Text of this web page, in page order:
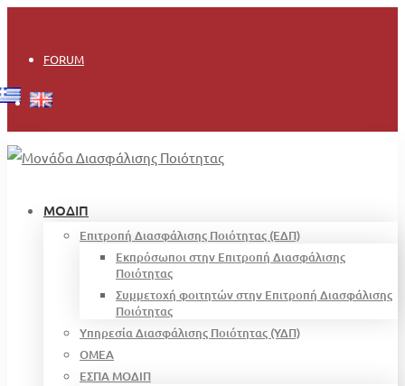
FORUM
ΜΟΔΙΠ
Επιτροπή Διασφάλισης Ποιότητας (ΕΔΠ)
Εκπρόσωποι στην Επιτροπή Διασφάλισης
Ποιότητας
Συμμετοχή φοιτητών στην Επιτροπή Διασφάλισης
Ποιότητας
Υπηρεσία Διασφάλισης Ποιότητας (ΥΔΠ)
OMEA
ΕΣΠΑ ΜΟΔΙΠ